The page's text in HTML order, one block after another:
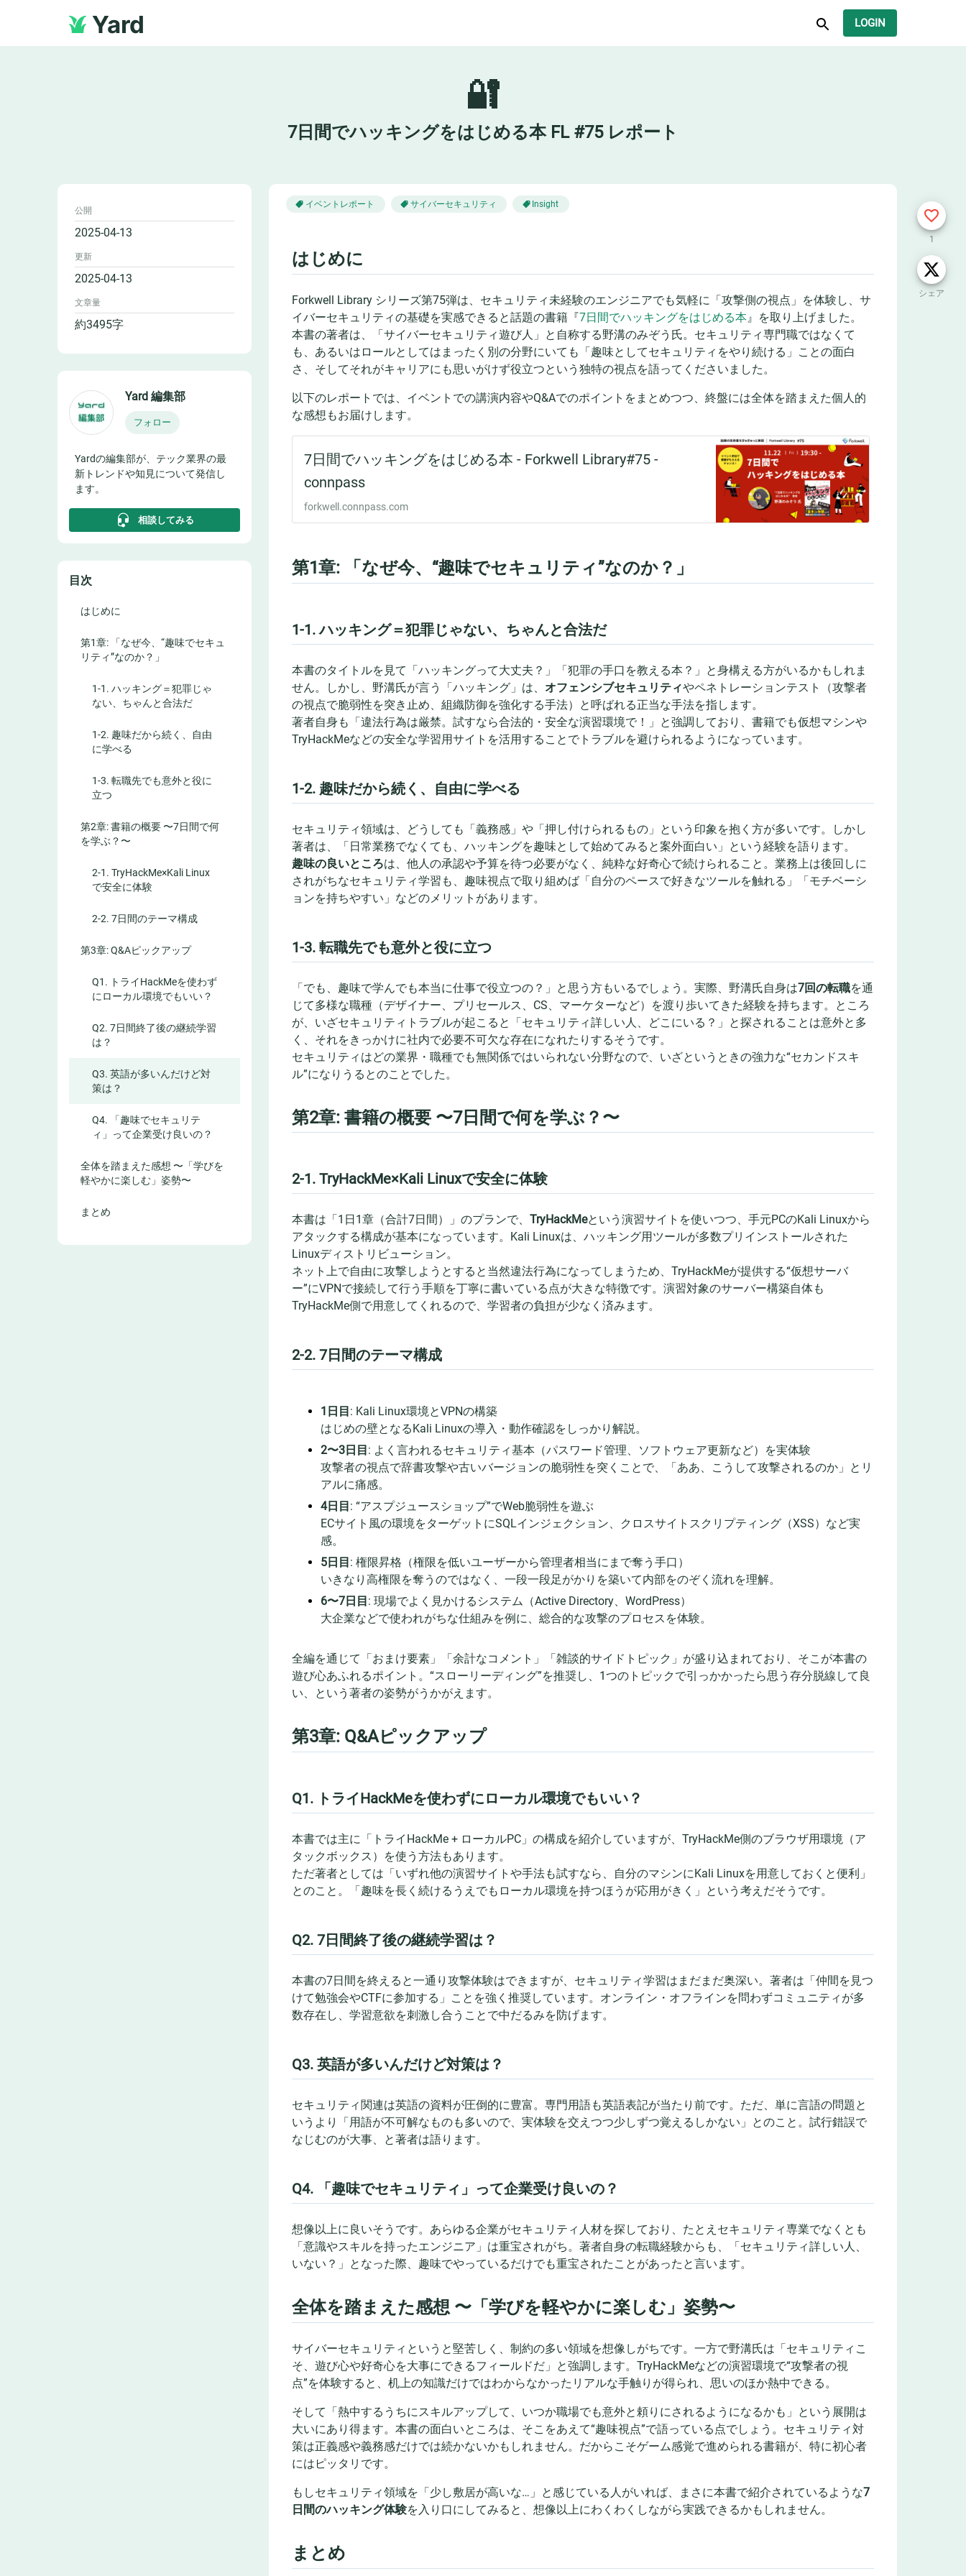
Yard LOGIN
🔐
7日間でハッキングをはじめる本 FL #75 レポート
公開
2025-04-13
更新
2025-04-13
文章量
約3495字
Yard 編集部
フォロー
Yardの編集部が、テック業界の最
新トレンドや知見について発信し
ます。
相談してみる
目次
はじめに
第1章: 「なぜ今、“趣味でセキュ
リティ”なのか？」
1-1. ハッキング＝犯罪じゃ
ない、ちゃんと合法だ
1-2. 趣味だから続く、自由
に学べる
1-3. 転職先でも意外と役に
立つ
第2章: 書籍の概要 〜7日間で何
を学ぶ？〜
2-1. TryHackMe×Kali Linux
で安全に体験
2-2. 7日間のテーマ構成
第3章: Q&Aピックアップ
Q1. トライHackMeを使わず
にローカル環境でもいい？
Q2. 7日間終了後の継続学習
は？
Q3. 英語が多いんだけど対
策は？
Q4. 「趣味でセキュリテ
ィ」って企業受け良いの？
全体を踏まえた感想 〜「学びを
軽やかに楽しむ」姿勢〜
まとめ
イベントレポート サイバーセキュリティ Insight
はじめに
Forkwell Library シリーズ第75弾は、セキュリティ未経験のエンジニアでも気軽に「攻撃側の視点」を体験し、サ
イバーセキュリティの基礎を実感できると話題の書籍『7日間でハッキングをはじめる本 』を取り上げました。
本書の著者は、「サイバーセキュリティ遊び人」と自称する野溝のみぞう氏。セキュリティ専門職ではなくて
も、あるいはロールとしてはまったく別の分野にいても「趣味としてセキュリティをやり続ける」ことの面白
さ、そしてそれがキャリアにも思いがけず役立つという独特の視点を語ってくださいました。
以下のレポートでは、イベントでの講演内容やQ&Aでのポイントをまとめつつ、終盤には全体を踏まえた個人的
な感想もお届けします。
第1章: 「なぜ今、“趣味でセキュリティ”なのか？」
1-1. ハッキング＝犯罪じゃない、ちゃんと合法だ
本書のタイトルを見て「ハッキングって大丈夫？」「犯罪の手口を教える本？」と身構える方がいるかもしれま
せん。しかし、野溝氏が言う「ハッキング」は、 オフェンシブセキュリティやペネトレーションテスト（攻撃者
の視点で脆弱性を突き止め、組織防御を強化する手法）と呼ばれる正当な手法を指します。
著者自身も「違法行為は厳禁。試すなら合法的・安全な演習環境で！」と強調しており、書籍でも仮想マシンや
TryHackMeなどの安全な学習用サイトを活用することでトラブルを避けられるようになっています。
1-2. 趣味だから続く、自由に学べる
セキュリティ領域は、どうしても「義務感」や「押し付けられるもの」という印象を抱く方が多いです。しかし
著者は、「日常業務でなくても、ハッキングを趣味として始めてみると案外面白い」という経験を語ります。
趣味の良いところは、他人の承認や予算を待つ必要がなく、純粋な好奇心で続けられること。業務上は後回しに
されがちなセキュリティ学習も、趣味視点で取り組めば「自分のペースで好きなツールを触れる」「モチベーシ
ョンを持ちやすい」などのメリットがあります。
1-3. 転職先でも意外と役に立つ
「でも、趣味で学んでも本当に仕事で役立つの？」と思う方もいるでしょう。実際、野溝氏自身は7回の転職を通
じて多様な職種（デザイナー、プリセールス、CS、マーケターなど）を渡り歩いてきた経験を持ちます。ところ
が、いざセキュリティトラブルが起こると「セキュリティ詳しい人、どこにいる？」と探されることは意外と多
く、それをきっかけに社内で必要不可欠な存在になれたりするそうです。
セキュリティはどの業界・職種でも無関係ではいられない分野なので、いざというときの強力な“セカンドスキ
ル”になりうるとのことでした。
第2章: 書籍の概要 〜7日間で何を学ぶ？〜
2-1. TryHackMe×Kali Linuxで安全に体験
本書は「1日1章（合計7日間）」のプランで、 TryHackMeという演習サイトを使いつつ、手元PCのKali Linuxから
アタックする構成が基本になっています。Kali Linuxは、ハッキング用ツールが多数プリインストールされた
Linuxディストリビューション。
ネット上で自由に攻撃しようとすると当然違法行為になってしまうため、TryHackMeが提供する“仮想サーバ
ー”にVPNで接続して行う手順を丁寧に書いている点が大きな特徴です。演習対象のサーバー構築自体も
TryHackMe側で用意してくれるので、学習者の負担が少なく済みます。
2-2. 7日間のテーマ構成
1日目 : Kali Linux環境とVPNの構築
はじめの壁となるKali Linuxの導入・動作確認をしっかり解説。
2〜3日目 : よく言われるセキュリティ基本（パスワード管理、ソフトウェア更新など）を実体験
攻撃者の視点で辞書攻撃や古いバージョンの脆弱性を突くことで、「ああ、こうして攻撃されるのか」とリ
アルに痛感。
4日目 : “アスプジュースショップ”でWeb脆弱性を遊ぶ
ECサイト風の環境をターゲットにSQLインジェクション、クロスサイトスクリプティング（XSS）など実
感。
5日目 : 権限昇格（権限を低いユーザーから管理者相当にまで奪う手口）
いきなり高権限を奪うのではなく、一段一段足がかりを築いて内部をのぞく流れを理解。
6〜7日目 : 現場でよく見かけるシステム（Active Directory、WordPress）
大企業などで使われがちな仕組みを例に、総合的な攻撃のプロセスを体験。
全編を通じて「おまけ要素」「余計なコメント」「雑談的サイドトピック」が盛り込まれており、そこが本書の
遊び心あふれるポイント。“スローリーディング”を推奨し、1つのトピックで引っかかったら思う存分脱線して良
い、という著者の姿勢がうかがえます。
第3章: Q&Aピックアップ
Q1. トライHackMeを使わずにローカル環境でもいい？
本書では主に「トライHackMe + ローカルPC」の構成を紹介していますが、TryHackMe側のブラウザ用環境（ア
タックボックス）を使う方法もあります。
ただ著者としては「いずれ他の演習サイトや手法も試すなら、自分のマシンにKali Linuxを用意しておくと便利」
とのこと。「趣味を長く続けるうえでもローカル環境を持つほうが応用がきく」という考えだそうです。
Q2. 7日間終了後の継続学習は？
本書の7日間を終えると一通り攻撃体験はできますが、セキュリティ学習はまだまだ奥深い。著者は「仲間を見つ
けて勉強会やCTFに参加する」ことを強く推奨しています。オンライン・オフラインを問わずコミュニティが多
数存在し、学習意欲を刺激し合うことで中だるみを防げます。
Q3. 英語が多いんだけど対策は？
セキュリティ関連は英語の資料が圧倒的に豊富。専門用語も英語表記が当たり前です。ただ、単に言語の問題と
いうより「用語が不可解なものも多いので、実体験を交えつつ少しずつ覚えるしかない」とのこと。試行錯誤で
なじむのが大事、と著者は語ります。
Q4. 「趣味でセキュリティ」って企業受け良いの？
想像以上に良いそうです。あらゆる企業がセキュリティ人材を探しており、たとえセキュリティ専業でなくとも
「意識やスキルを持ったエンジニア」は重宝されがち。著者自身の転職経験からも、「セキュリティ詳しい人、
いない？」となった際、趣味でやっているだけでも重宝されたことがあったと言います。
全体を踏まえた感想 〜「学びを軽やかに楽しむ」姿勢〜
サイバーセキュリティというと堅苦しく、制約の多い領域を想像しがちです。一方で野溝氏は「セキュリティこ
そ、遊び心や好奇心を大事にできるフィールドだ」と強調します。TryHackMeなどの演習環境で“攻撃者の視
点”を体験すると、机上の知識だけではわからなかったリアルな手触りが得られ、思いのほか熱中できる。
そして「熱中するうちにスキルアップして、いつか職場でも意外と頼りにされるようになるかも」という展開は
大いにあり得ます。本書の面白いところは、そこをあえて“趣味視点”で語っている点でしょう。セキュリティ対
策は正義感や義務感だけでは続かないかもしれません。だからこそゲーム感覚で進められる書籍が、特に初心者
にはピッタリです。
もしセキュリティ領域を「少し敷居が高いな…」と感じている人がいれば、まさに本書で紹介されているような7
日間のハッキング体験を入り口にしてみると、想像以上にわくわくしながら実践できるかもしれません。
まとめ
1
シェア